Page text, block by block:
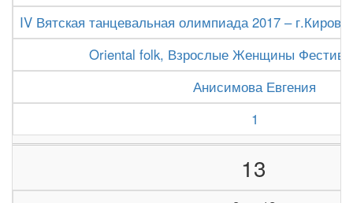
IV Вятская танцевальная олимпиада 2017 – г.Киров
Oriental folk, Взрослые Женщины
Анисимова Евгения
1
13